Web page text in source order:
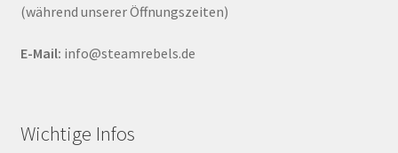
(während unserer Öffnungszeiten)
E-Mail: info@steamrebels.de
Wichtige Infos